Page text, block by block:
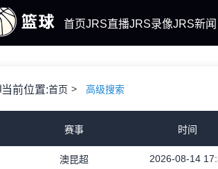
首页JRS直播JRS录像JRS新闻
当前位置:首页 高级搜索
赛事 时间
澳昆超 2026-08-14